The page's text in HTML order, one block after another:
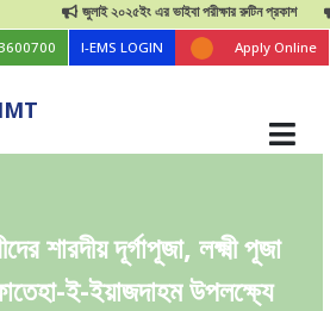
জুলাই ২০২৫ইং এর ভাইবা পরীক্ষার রুটিন প্রকাশ
I-EMS LOGIN Apply Online
শারদীয় দূর্গাপূজা, লক্ষ্মী পূজা
ই-ইয়াজদাহম উপলক্ষ্যে